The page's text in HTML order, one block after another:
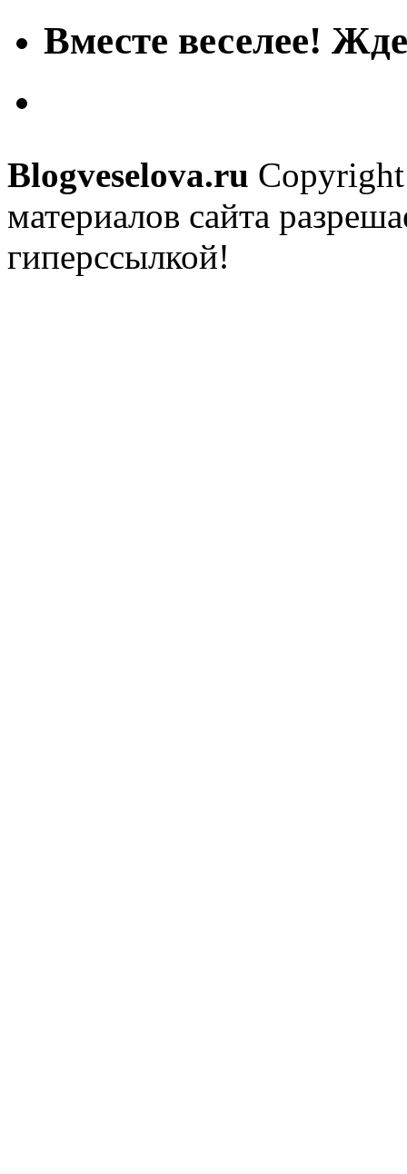
Вместе веселее!
Blogveselova.ru
материалов сайта
гиперссылкой!